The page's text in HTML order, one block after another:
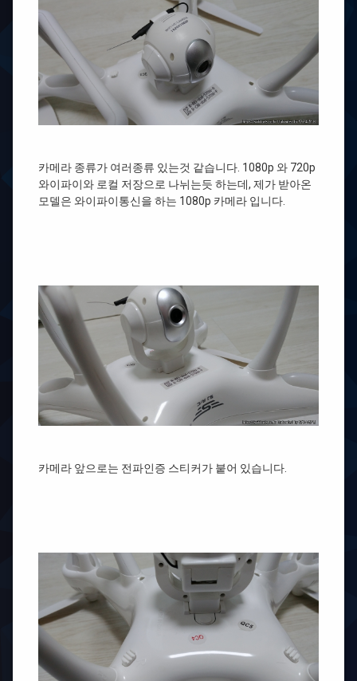
카메라 종류가 여러종류 있는것 같습니다. 1080p 와 720p
와이파이와 로컬 저장으로 나뉘는듯 하는데, 제가 받아온
모델은 와이파이통신을 하는 1080p 카메라 입니다.
카메라 앞으로는 전파인증 스티커가 붙어 있습니다.